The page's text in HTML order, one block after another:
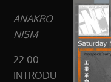
ANAKRO
NISM
22:00
INTRODU